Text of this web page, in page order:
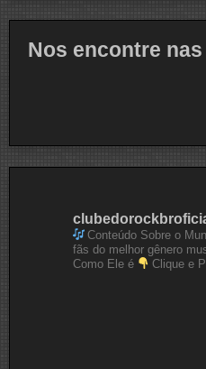
Nos encontre
Conteúdo Sobre o
fãs do melhor gênero
Como Ele é
Clique e